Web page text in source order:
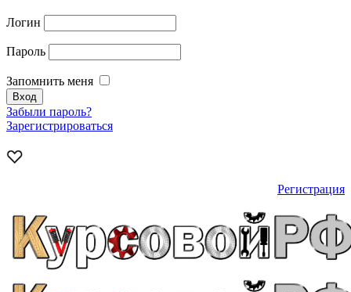
Логин
Пароль
Запомнить меня
Забыли пароль?
Зарегистрироваться
Регистрация